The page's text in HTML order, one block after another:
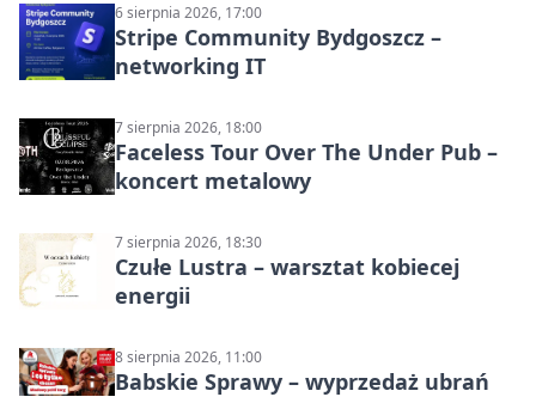
6 sierpnia 2026, 17:00
Stripe Community Bydgoszcz –
networking IT
7 sierpnia 2026, 18:00
Faceless Tour Over The Under Pub –
koncert metalowy
7 sierpnia 2026, 18:30
Czułe Lustra – warsztat kobiecej
energii
8 sierpnia 2026, 11:00
Babskie Sprawy – wyprzedaż ubrań